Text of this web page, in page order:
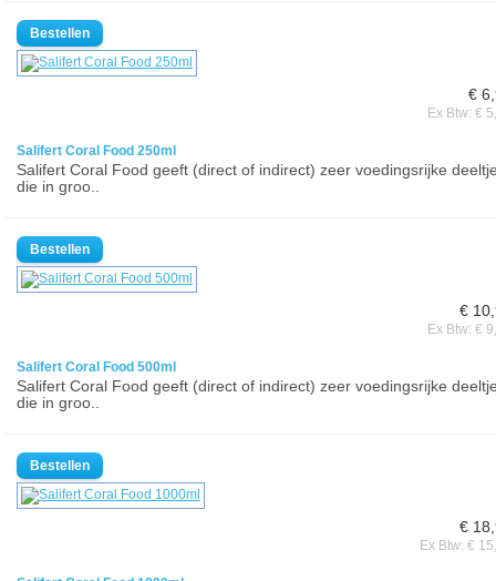
€
Ex Btw: €
Salifert Coral Food 250ml
Salifert Coral Food geeft (direct of indirect) zeer voedingsrijke
die in groo..
€
Ex Btw: €
Salifert Coral Food 500ml
Salifert Coral Food geeft (direct of indirect) zeer voedingsrijke
die in groo..
€
Ex Btw: €